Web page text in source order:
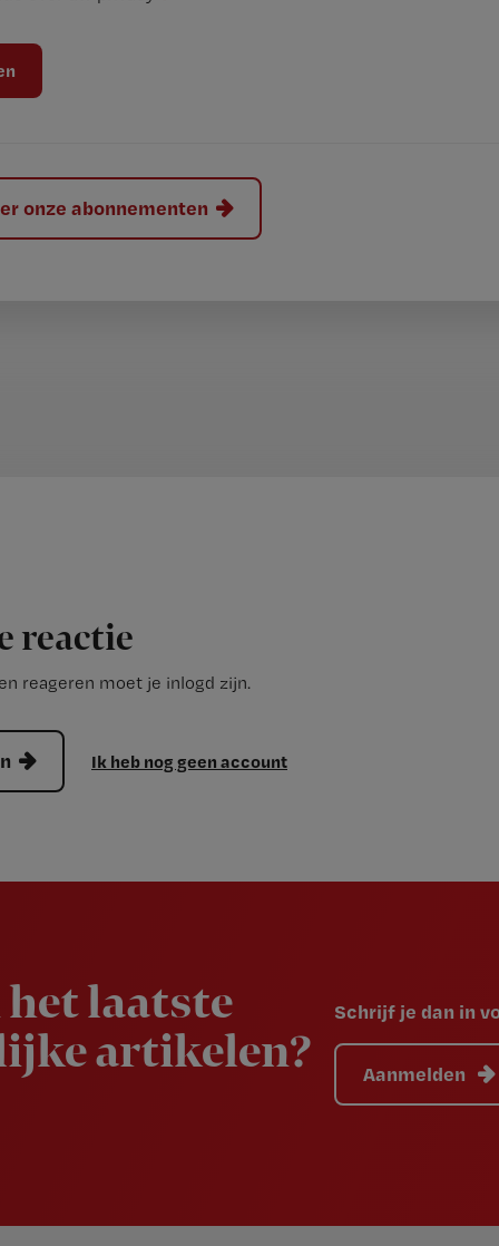
onze abonnementen
reactie
reageren moet je inlogd zijn.
Ik heb nog geen account
laatste
artikelen?
Schrijf je dan in
Aanmelden